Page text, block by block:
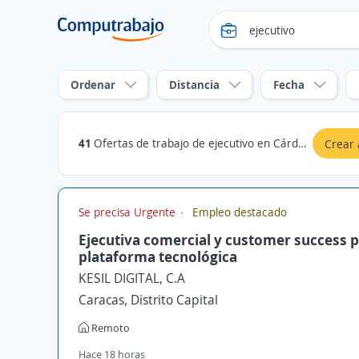
Ordenar Distancia Fecha
41 Ofertas de trabajo de ejecutivo en Cárdenas, Táchira Crear
Se precisa Urgente Empleo destacado
Ejecutiva comercial y customer success
plataforma tecnológica
KESIL DIGITAL, C.A
Caracas, Distrito Capital
Remoto
Hace 18 horas